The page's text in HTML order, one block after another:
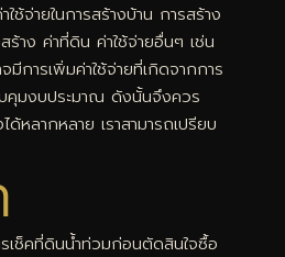
จ่ายในการสร้างบ้าน การสร้าง
าง ค่าที่ดิน ค่าใช้จ่ายอื่นๆ เช่น
การเพิ่มค่าใช้จ่ายที่เกิดจากการ
บคุมงบประมาณ ดังนั้นจึงควร
หลากหลาย เราสามารถเปรียบ
ช็คที่ดินน้ำท่วมก่อนตัดสินใจซื้อ